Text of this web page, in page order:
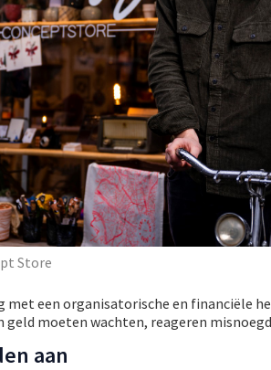
Store
met een organisatorische en financiële
geld moeten wachten, reageren
aan